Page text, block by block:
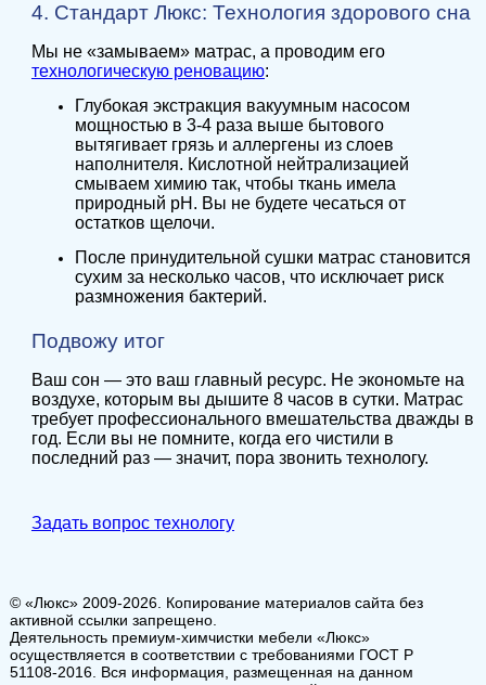
4. Стандарт Люкс: Технология здорового сна
Мы не «замываем» матрас, а проводим его
технологическую реновацию:
Глубокая экстракция вакуумным насосом
мощностью в 3-4 раза выше бытового
вытягивает грязь и аллергены из слоев
наполнителя. Кислотной нейтрализацией
смываем химию так, чтобы ткань имела
природный pH. Вы не будете чесаться от
остатков щелочи.
После принудительной сушки матрас становится
сухим за несколько часов, что исключает риск
размножения бактерий.
Подвожу итог
Ваш сон — это ваш главный ресурс. Не экономьте на
воздухе, которым вы дышите 8 часов в сутки. Матрас
требует профессионального вмешательства дважды в
год. Если вы не помните, когда его чистили в
последний раз — значит, пора звонить технологу.
Задать вопрос технологу
© «Люкс» 2009-2026. Копирование материалов сайта без
активной ссылки запрещено.
Деятельность премиум-химчистки мебели «Люкс»
осуществляется в соответствии с требованиями ГОСТ Р
51108-2016. Вся информация, размещенная на данном